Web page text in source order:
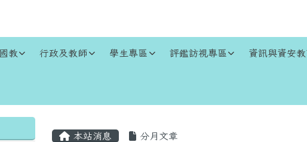
訊網
教 行政及教師 學生專區 評鑑訪視專區 資訊與資安教
主內容區域
本站消息 分月文章